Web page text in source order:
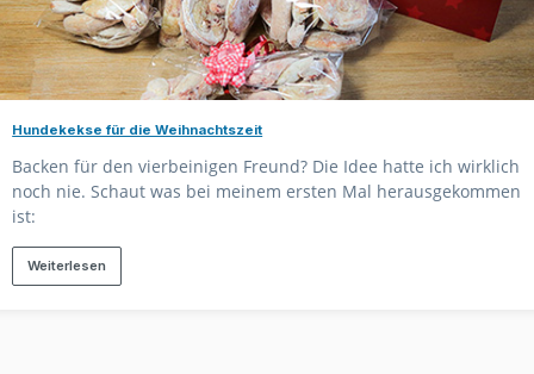
Hundekekse für die Weihnachtszeit
Backen für den vierbeinigen Freund? Die Idee hatte ich wirklich
noch nie. Schaut was bei meinem ersten Mal herausgekommen
ist:
Weiterlesen